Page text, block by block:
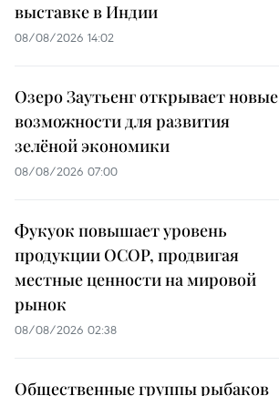
выставке в Индии
08/08/2026 14:02
Озеро Заутьенг открывает новые
возможности для развития
зелёной экономики
08/08/2026 07:00
Фукуок повышает уровень
продукции OCOP, продвигая
местные ценности на мировой
рынок
08/08/2026 02:38
Общественные группы рыбаков